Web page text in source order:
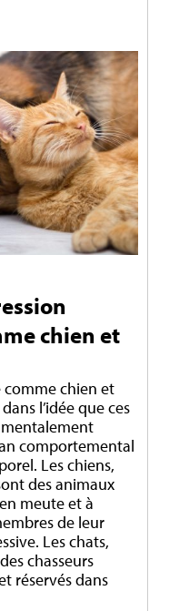
chien et
comme chien et
l’idée que ces
comportemental
Les chiens,
des animaux
meute et à
de leur
Les chats,
chasseurs
réservés dans